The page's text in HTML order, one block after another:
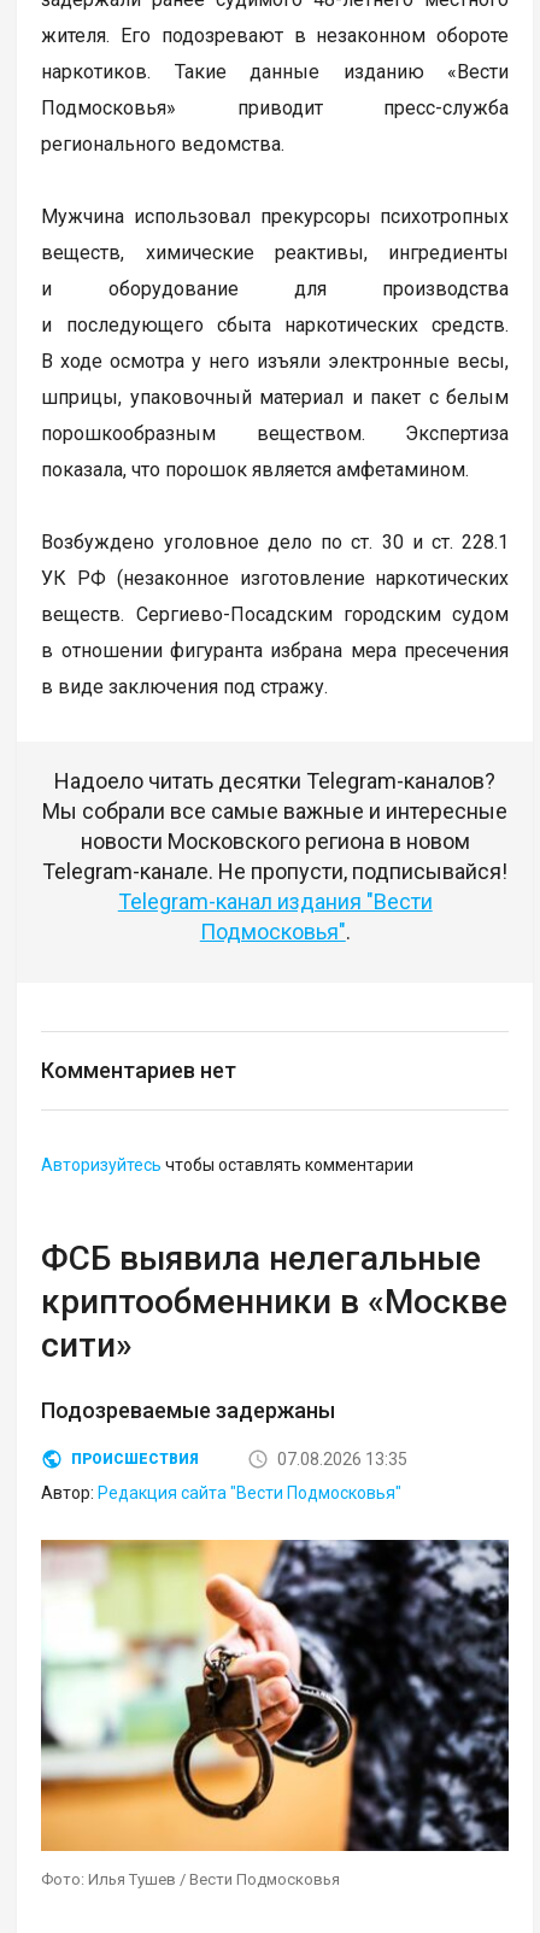
жителя. Его подозревают в незаконном обороте
наркотиков. Такие данные изданию «Вести
Подмосковья» приводит пресс-служба
регионального ведомства.
Мужчина использовал прекурсоры психотропных
веществ, химические реактивы, ингредиенты
и оборудование для производства
и последующего сбыта наркотических средств.
В ходе осмотра у него изъяли электронные весы,
шприцы, упаковочный материал и пакет с белым
порошкообразным веществом. Экспертиза
показала, что порошок является амфетамином.
Возбуждено уголовное дело по ст. 30 и ст. 228.1
УК РФ (незаконное изготовление наркотических
веществ. Сергиево-Посадским городским судом
в отношении фигуранта избрана мера пресечения
в виде заключения под стражу.
Надоело читать десятки Telegram-каналов?
Мы собрали все самые важные и интересные
новости Московского региона в новом
Telegram-канале. Не пропусти, подписывайся!
Telegram-канал издания "Вести
Подмосковья".
Комментариев нет
Авторизуйтесь чтобы оставлять комментарии
ФСБ выявила нелегальные
криптообменники в «Москве
сити»
Подозреваемые задержаны
ПРОИСШЕСТВИЯ
07.08.2026 13:35
Автор: Редакция сайта "Вести Подмосковья"
Фото: Илья Тушев / Вести Подмосковья